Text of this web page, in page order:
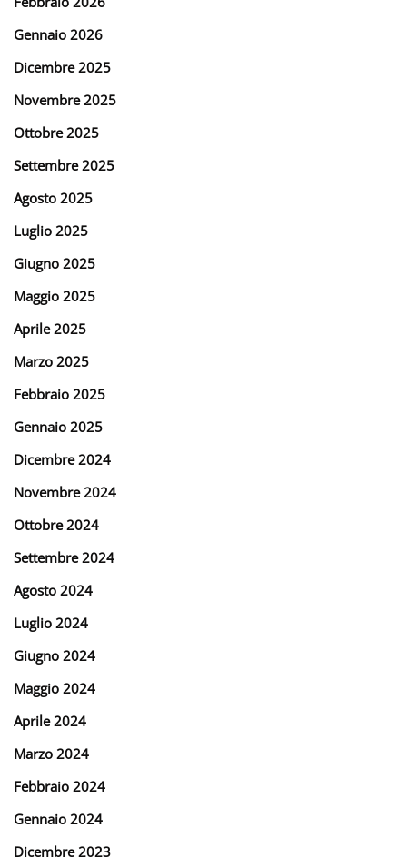
Gennaio 2026
Dicembre 2025
Novembre 2025
Ottobre 2025
Settembre 2025
Agosto 2025
Luglio 2025
Giugno 2025
Maggio 2025
Aprile 2025
Marzo 2025
Febbraio 2025
Gennaio 2025
Dicembre 2024
Novembre 2024
Ottobre 2024
Settembre 2024
Agosto 2024
Luglio 2024
Giugno 2024
Maggio 2024
Aprile 2024
Marzo 2024
Febbraio 2024
Gennaio 2024
Dicembre 2023